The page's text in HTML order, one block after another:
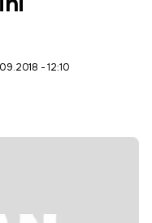
- 12:10